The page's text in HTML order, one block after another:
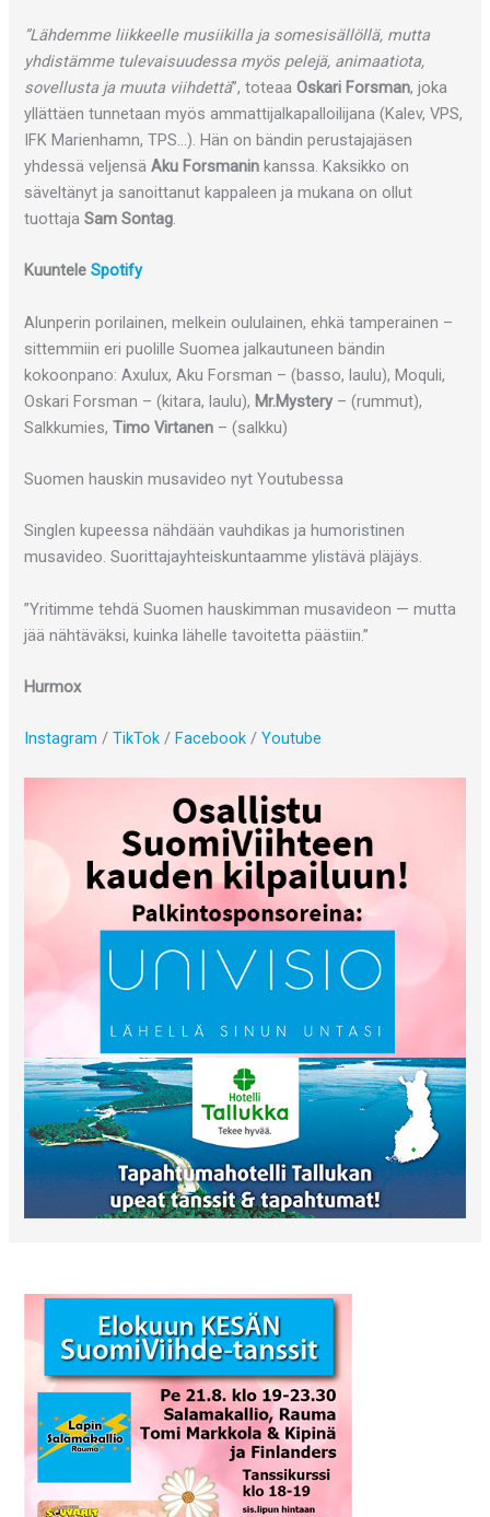
”Lähdemme liikkeelle musiikilla ja somesisällöllä, mutta
yhdistämme tulevaisuudessa myös pelejä, animaatiota,
sovellusta ja muuta viihdettä”, toteaaOskari Forsman, joka
yllättäen tunnetaan myös ammattijalkapalloilijana (Kalev, VPS,
IFK Marienhamn, TPS…). Hän on bändin perustajajäsen
yhdessä veljensäAku Forsmanin kanssa. Kaksikko on
säveltänyt ja sanoittanut kappaleen ja mukana on ollut
tuottajaSam Sontag.
KuunteleSpotify
Alunperin porilainen, melkein oululainen, ehkä tamperainen –
sittemmiin eri puolille Suomea jalkautuneen bändin
kokoonpano: Axulux, Aku Forsman – (basso, laulu), Moquli,
Oskari Forsman – (kitara, laulu), Mr.Mystery – (rummut),
Salkkumies,Timo Virtanen – (salkku)
Suomen hauskin musavideo nyt Youtubessa
Singlen kupeessa nähdään vauhdikas ja humoristinen
musavideo. Suorittajayhteiskuntaamme ylistävä pläjäys.
”Yritimme tehdä Suomen hauskimman musavideon — mutta
jää nähtäväksi, kuinka lähelle tavoitetta päästiin.”
Hurmox
Instagram/TikTok/ Facebook/Youtube